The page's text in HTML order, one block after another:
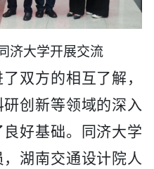
济大学开展交流
双方的相互了解，
创新等领域的深入
好基础。同济大学
湖南交通设计院人